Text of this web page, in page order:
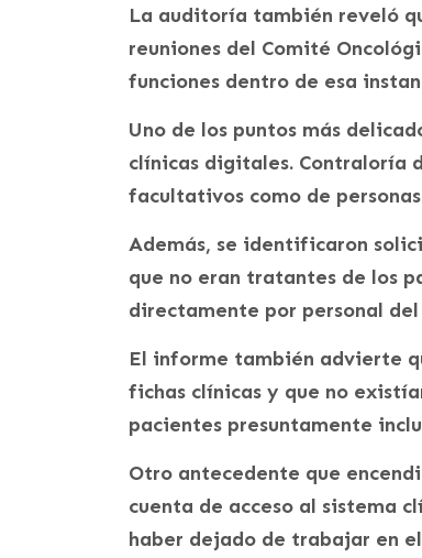
La auditoría también reveló
reuniones del Comité
funciones dentro de esa
Uno de los puntos más
clínicas digitales. Contraloría
facultativos como de
Además, se identificaron
que no eran tratantes de los
directamente por personal
El informe también advierte
fichas clínicas y que no
pacientes presuntamente
Otro antecedente que
cuenta de acceso al sistema
haber dejado de trabajar en